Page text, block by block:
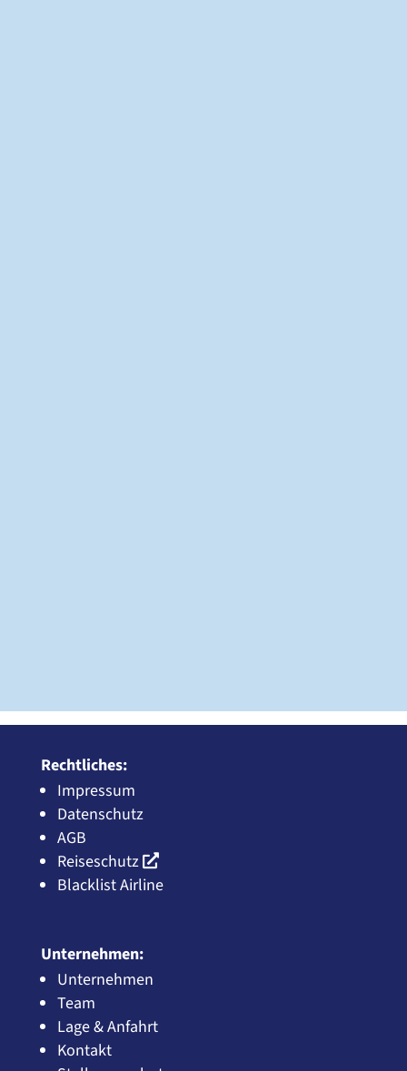
Rechtliches:
Impressum
Datenschutz
AGB
Reiseschutz
Blacklist Airline
Unternehmen:
Unternehmen
Team
Lage & Anfahrt
Kontakt